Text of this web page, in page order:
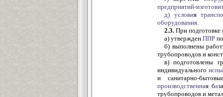
предприятий-
д) условия
оборудования.
2.3. При подготовке
а) утвержден ППР
б) выполнены
трубопроводов и
в) подготовлены
индивидуального
и санитарно-
производственная ба
трубопроводов и